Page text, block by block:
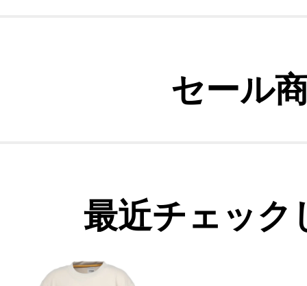
セール
最近チェック